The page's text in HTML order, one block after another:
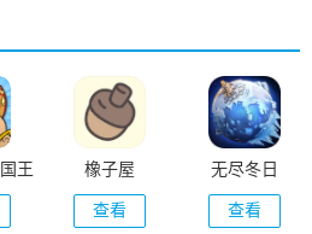
王
橡子屋
查看
无尽冬日
查看